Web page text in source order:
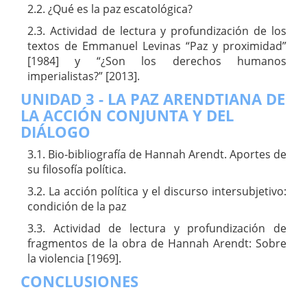
2.2. ¿Qué es la paz escatológica?
2.3. Actividad de lectura y profundización de los
textos de Emmanuel Levinas “Paz y proximidad”
[1984] y “¿Son los derechos humanos
imperialistas?” [2013].
UNIDAD 3 - LA PAZ ARENDTIANA DE
LA ACCIÓN CONJUNTA Y DEL
DIÁLOGO
3.1. Bio-bibliografía de Hannah Arendt. Aportes de
su filosofía política.
3.2. La acción política y el discurso intersubjetivo:
condición de la paz
3.3. Actividad de lectura y profundización de
fragmentos de la obra de Hannah Arendt: Sobre
la violencia [1969].
CONCLUSIONES